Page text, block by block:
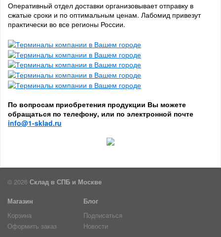
Оперативный отдел доставки организовывает отправку в
сжатые сроки и по оптимальным ценам. Лабомид привезут
практически во все регионы России.
По вопросам приобретения продукции Вы можете
обращаться по телефону, или по электронной почте
info@1-sklad.ru
© 2026 Склад в СПБ и Москве
Магазин
Корзина
Оформить заказ
Блог
Подписаться
Новости